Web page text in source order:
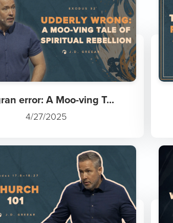
error: A Moo-ving T...
4/27/2025